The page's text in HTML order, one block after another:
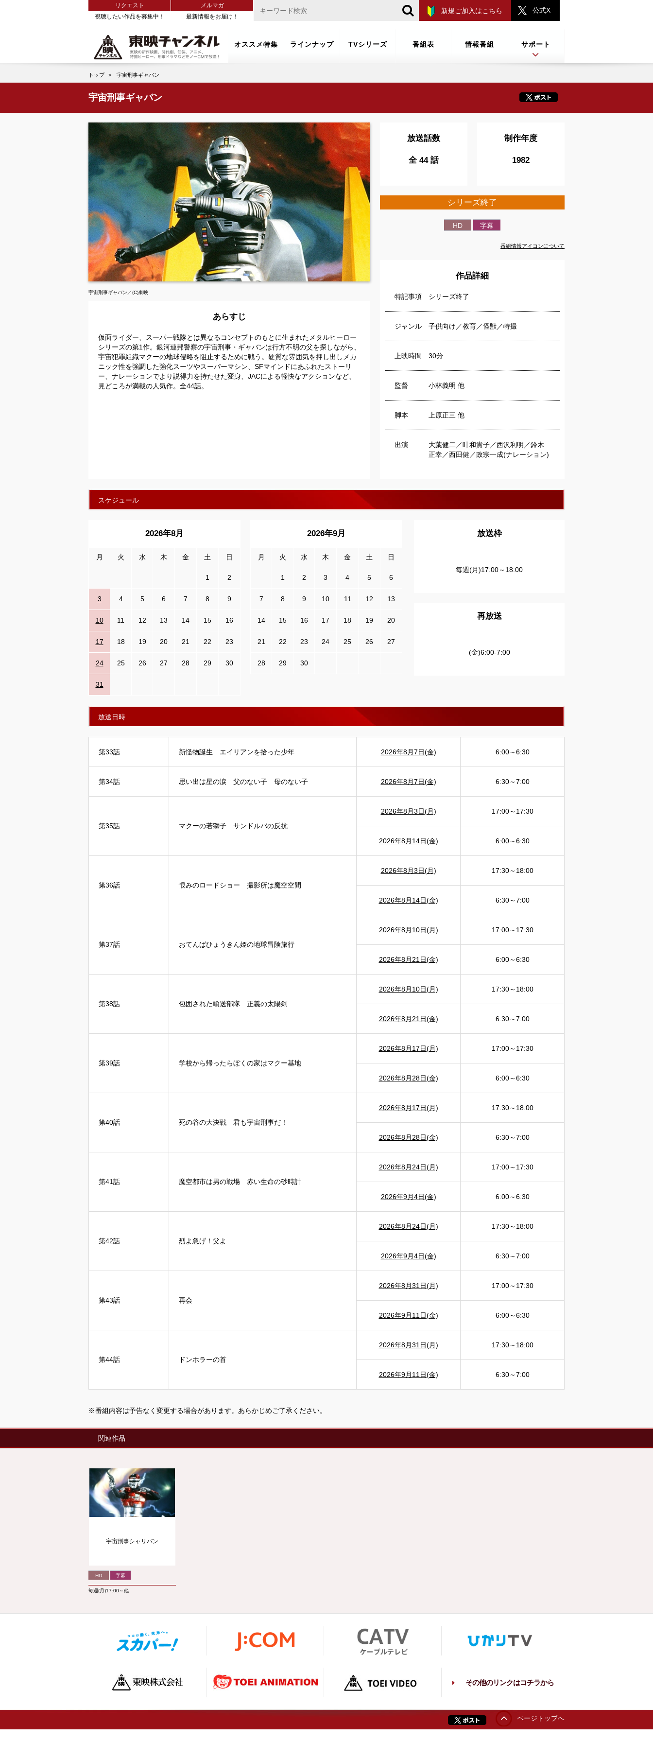
リクエスト
視聴したい作品を募集中！
メルマガ
最新情報をお届け！
新規ご加入はこちら 公式X
オススメ特集 ラインナップ TVシリーズ 番組表 情報番組 サポート
トップ 宇宙刑事ギャバン
宇宙刑事ギャバン
宇宙刑事ギャバン／(C)東映
あらすじ
仮面ライダー、スーパー戦隊とは異なるコンセプトのもとに生まれたメタルヒーロー
シリーズの第1作。銀河連邦警察の宇宙刑事・ギャバンは行方不明の父を探しながら、
宇宙犯罪組織マクーの地球侵略を阻止するために戦う。硬質な雰囲気を押し出しメカ
ニック性を強調した強化スーツやスーパーマシン、SFマインドにあふれたストーリ
ー、ナレーションでより説得力を持たせた変身、JACによる軽快なアクションなど、
見どころが満載の人気作。全44話。
放送話数
全 44 話
制作年度
1982
シリーズ終了
HD 字幕
番組情報アイコンについて
作品詳細
特記事項 シリーズ終了
ジャンル 子供向け／教育／怪獣／特撮
上映時間 30分
監督 小林義明 他
脚本 上原正三 他
出演
大葉健二／叶和貴子／西沢利明／鈴木
正幸／西田健／政宗一成(ナレーション)
スケジュール
2026年8月
月 火 水 木 金 土 日
1 2
3 4 5 6 7 8 9
10 11 12 13 14 15 16
17 18 19 20 21 22 23
24 25 26 27 28 29 30
31
2026年9月
月 火 水 木 金 土 日
1 2 3 4 5 6
7 8 9 10 11 12 13
14 15 16 17 18 19 20
21 22 23 24 25 26 27
28 29 30
放送枠
毎週(月)17:00～18:00
再放送
(金)6:00-7:00
放送日時
第33話 新怪物誕生 エイリアンを拾った少年 2026年8月7日(金) 6:00～6:30
第34話 思い出は星の涙 父のない子 母のない子 2026年8月7日(金) 6:30～7:00
第35話 マクーの若獅子 サンドルバの反抗
2026年8月3日(月) 17:00～17:30
2026年8月14日(金) 6:00～6:30
第36話 恨みのロードショー 撮影所は魔空空間
2026年8月3日(月) 17:30～18:00
2026年8月14日(金) 6:30～7:00
第37話 おてんばひょうきん姫の地球冒険旅行
2026年8月10日(月) 17:00～17:30
2026年8月21日(金) 6:00～6:30
第38話 包囲された輸送部隊 正義の太陽剣
2026年8月10日(月) 17:30～18:00
2026年8月21日(金) 6:30～7:00
第39話 学校から帰ったらぼくの家はマクー基地
2026年8月17日(月) 17:00～17:30
2026年8月28日(金) 6:00～6:30
第40話 死の谷の大決戦 君も宇宙刑事だ！
2026年8月17日(月) 17:30～18:00
2026年8月28日(金) 6:30～7:00
第41話 魔空都市は男の戦場 赤い生命の砂時計
2026年8月24日(月) 17:00～17:30
2026年9月4日(金) 6:00～6:30
第42話 烈よ急げ！父よ
2026年8月24日(月) 17:30～18:00
2026年9月4日(金) 6:30～7:00
第43話 再会
2026年8月31日(月) 17:00～17:30
2026年9月11日(金) 6:00～6:30
第44話 ドンホラーの首
2026年8月31日(月) 17:30～18:00
2026年9月11日(金) 6:30～7:00
※番組内容は予告なく変更する場合があります。あらかじめご了承ください。
関連作品
宇宙刑事シャリバン
HD 字幕
毎週(月)17:00～他
その他のリンクはコチラから
ページトップへ